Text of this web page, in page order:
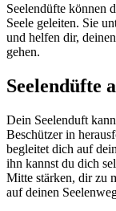
Seelendüfte können
Seele geleiten. Sie
und helfen dir,
gehen.
Seelendüfte
Dein Seelenduft
Beschützer in
begleitet dich auf
ihn kannst du dich
Mitte stärken, dir zu
auf deinen